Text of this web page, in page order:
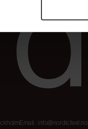
Email: info@nordicfeel.no